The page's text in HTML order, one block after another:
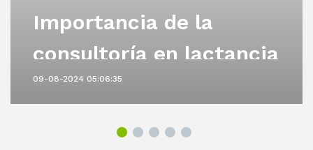
Importancia de la
consultoría en lactancia
materna
09-08-2024 05:06:35